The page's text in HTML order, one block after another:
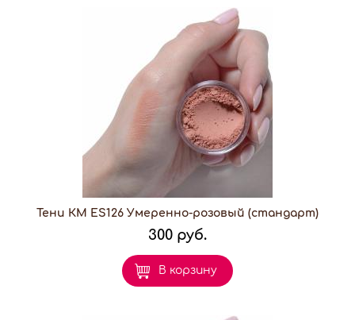
Тени КМ ES126 Умеренно-розовый (стандарт)
300 руб.
В корзину